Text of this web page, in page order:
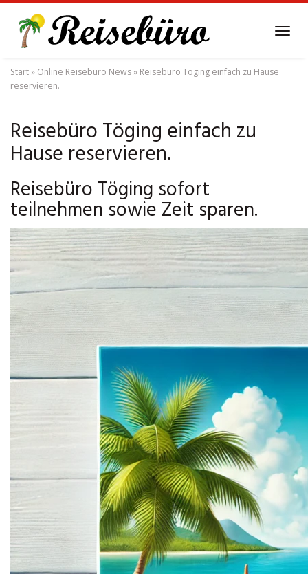
main
content
Start» Online Reisebüro News» Reisebüro Töging einfach zu Hause
reservieren.
Reisebüro Töging einfach zu
Hause reservieren.
Reisebüro Töging sofort
teilnehmen sowie Zeit sparen.